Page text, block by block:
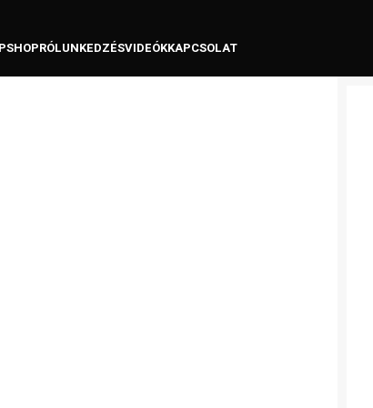
SHOPRÓLUNKEDZÉSVIDEÓKKAPCSOLAT